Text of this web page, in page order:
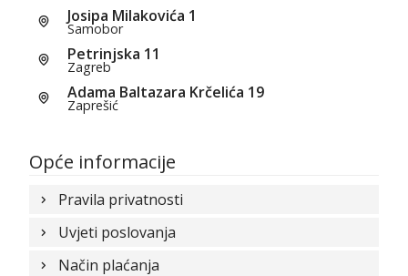
Josipa Milakovića 1
Samobor
Petrinjska 11
Zagreb
Adama Baltazara Krčelića 19
Zaprešić
Opće informacije
Pravila privatnosti
Uvjeti poslovanja
Način plaćanja